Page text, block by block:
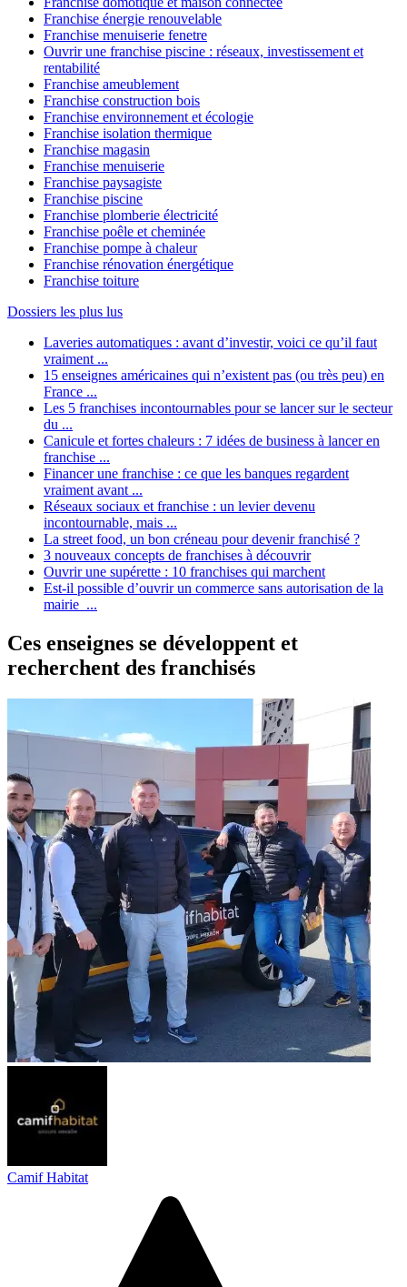
Franchise énergie renouvelable
Franchise menuiserie fenetre
Ouvrir une franchise piscine : réseaux, investissement et
rentabilité
Franchise ameublement
Franchise construction bois
Franchise environnement et écologie
Franchise isolation thermique
Franchise magasin
Franchise menuiserie
Franchise paysagiste
Franchise piscine
Franchise plomberie électricité
Franchise poêle et cheminée
Franchise pompe à chaleur
Franchise rénovation énergétique
Franchise toiture
Dossiers les plus lus
Laveries automatiques : avant d’investir, voici ce qu’il faut
vraiment ...
15 enseignes américaines qui n’existent pas (ou très peu) en
France ...
Les 5 franchises incontournables pour se lancer sur le secteur
du ...
Canicule et fortes chaleurs : 7 idées de business à lancer en
franchise ...
Financer une franchise : ce que les banques regardent
vraiment avant ...
Réseaux sociaux et franchise : un levier devenu
incontournable, mais ...
La street food, un bon créneau pour devenir franchisé ?
3 nouveaux concepts de franchises à découvrir
Ouvrir une supérette : 10 franchises qui marchent
Est-il possible d’ouvrir un commerce sans autorisation de la
mairie ...
Ces enseignes se développent et
recherchent des franchisés
Camif Habitat